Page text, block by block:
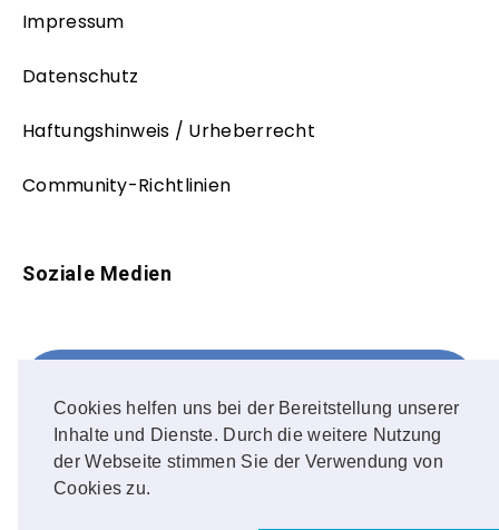
Cookies helfen uns bei der Bereitstellung unserer
Inhalte und Dienste. Durch die weitere Nutzung
der Webseite stimmen Sie der Verwendung von
Cookies zu.
Impressum
Datenschutz
Haftungshinweis / Urheberrecht
Community-Richtlinien
Soziale Medien
FOLLOW ME!
Instagram
OUR PHOTOS!